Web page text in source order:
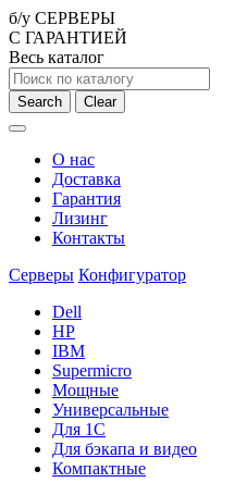
б/у СЕРВЕРЫ
С ГАРАНТИЕЙ
Весь каталог
Search Clear
О нас
Доставка
Гарантия
Лизинг
Контакты
Серверы Конфигуратор
Dell
HP
IBM
Supermicro
Мощные
Универсальные
Для 1С
Для бэкапа и видео
Компактные